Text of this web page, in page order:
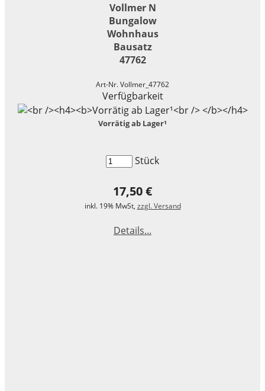
Vollmer N
Bungalow
Wohnhaus
Bausatz
47762
Art-Nr. Vollmer_47762
Verfügbarkeit
Vorrätig ab Lager¹
Stück
17,50 €
inkl. 19% MwSt, zzgl. Versand
Details...